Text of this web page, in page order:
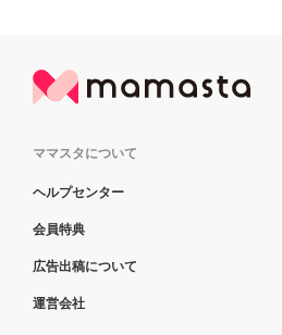
ママスタについて
ヘルプセンター
会員特典
広告出稿について
運営会社